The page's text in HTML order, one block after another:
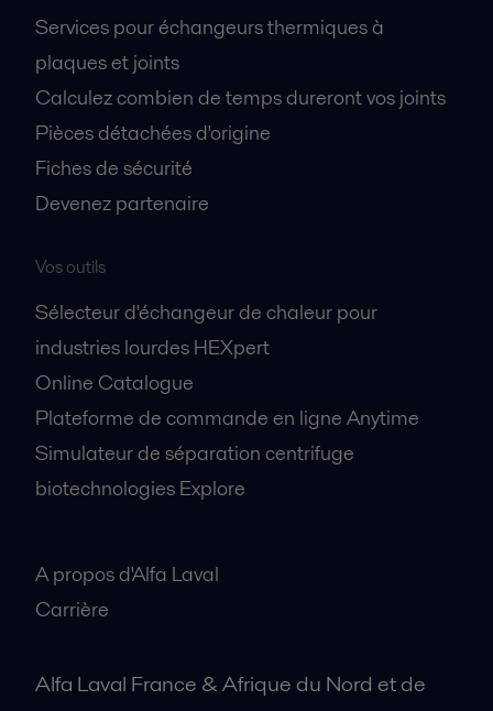
Services pour échangeurs thermiques à
plaques et joints
Calculez combien de temps dureront vos joints
Pièces détachées d'origine
Fiches de sécurité
Devenez partenaire
Vos outils
Sélecteur d'échangeur de chaleur pour
industries lourdes HEXpert
Online Catalogue
Plateforme de commande en ligne Anytime
Simulateur de séparation centrifuge
biotechnologies Explore
A propos d'Alfa Laval
Carrière
Alfa Laval France & Afrique du Nord et de